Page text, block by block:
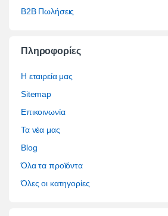
B2B Πωλήσεις
Πληροφορίες
Η εταιρεία μας
Sitemap
Επικοινωνία
Τα νέα μας
Blog
Όλα τα προϊόντα
Όλες οι κατηγορίες